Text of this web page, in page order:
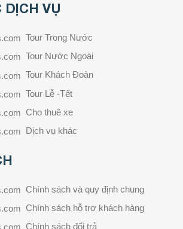
DỊCH VỤ
Tour Trong Nước
Tour Nước Ngoài
Tour Khách Đoàn
Tour Lễ -Tết
Cho thuê xe
Dịch vụ khác
Chính sách và quy định chung
Chính sách hỗ trợ khách hàng
Chính sách đổi trả